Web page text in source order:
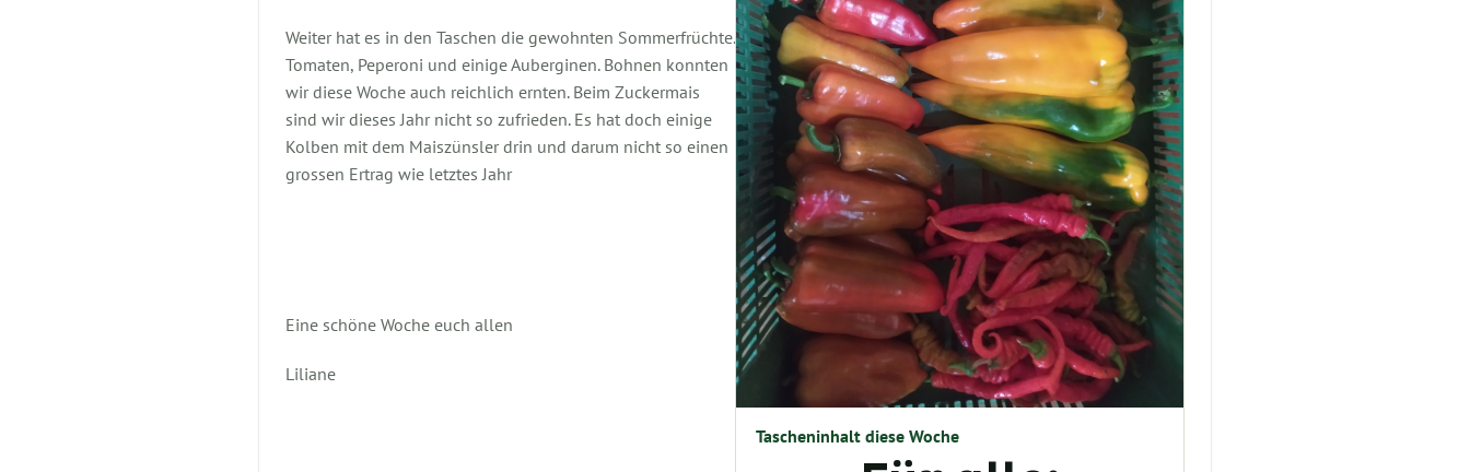
Weiter hat es in den Taschen die gewohnten Sommerfrüchte.
Tomaten, Peperoni und einige Auberginen. Bohnen konnten
wir diese Woche auch reichlich ernten. Beim Zuckermais
sind wir dieses Jahr nicht so zufrieden. Es hat doch einige
Kolben mit dem Maiszünsler drin und darum nicht so einen
grossen Ertrag wie letztes Jahr
Eine schöne Woche euch allen
Liliane
Tascheninhalt diese Woche